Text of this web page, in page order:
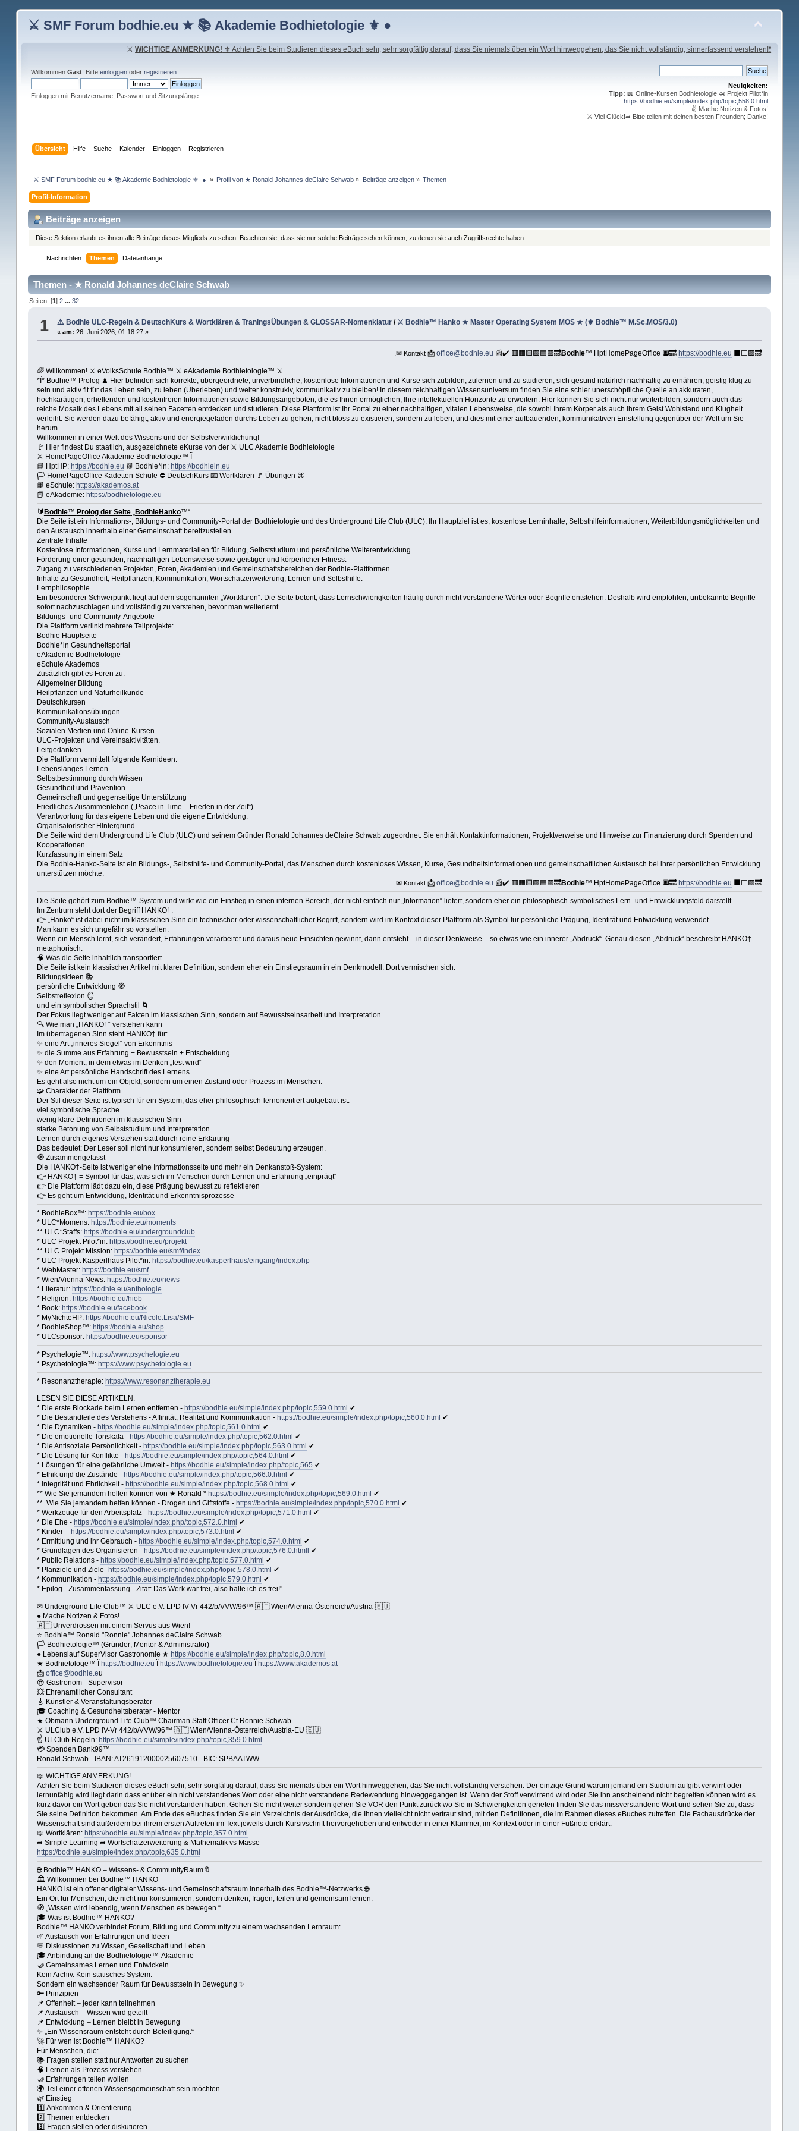
⚔ SMF Forum bodhie.eu ★ 📚 Akademie Bodhietologie ⚜ ●
⚔WICHTIGE ANMERKUNG! ⚜ Achten Sie beim Studieren dieses eBuch sehr, sehr sorgfältig darauf, dass Sie niemals über ein Wort hinweggehen, das Sie nicht vollständig, sinnerfassend verstehen!❗
Willkommen Gast. Bitte einloggenoder registrieren.
Einloggen mit Benutzername, Passwort und Sitzungslänge
Neuigkeiten:
Tipp: 📖 Online-Kursen Bodhietologie 🚁 Projekt Pilot*in
https://bodhie.eu/simple/index.php/topic,558.0.html
✌ Mache Notizen & Fotos!
⚔ Viel Glück!➦ Bitte teilen mit deinen besten Freunden; Danke!
Übersicht Hilfe Suche Kalender Einloggen Registrieren
⚔ SMF Forum bodhie.eu ★ 📚 Akademie Bodhietologie ⚜  ● » Profil von ★ Ronald Johannes deClaire Schwab » Beiträge anzeigen» Themen
Profil-Information
Beiträge anzeigen
Diese Sektion erlaubt es ihnen alle Beiträge dieses Mitglieds zu sehen. Beachten sie, dass sie nur solche Beiträge sehen können, zu denen sie auch Zugriffsrechte haben.
Nachrichten Themen Dateianhänge
Themen - ★ Ronald Johannes deClaire Schwab
Seiten: [1]2 ...32
1 ⚠️ Bodhie ULC-Regeln & DeutschKurs & Wortklären & TraningsÜbungen & GLOSSAR-Nomenklatur/ ⚔ Bodhie™ Hanko ★ Master Operating System MOS ★ (⚜ Bodhie™ M.Sc.MOS/3.0)
«am: 26. Juni 2026, 01:18:27 »
.✉ Kontakt 📩office@bodhie.eu 📰✔️ 🟥🟧🟨🟩🟦🟪🔜Bodhie™ HptHomePageOffice 🔲🔜 https://bodhie.eu ⬛️⬜️🟪🔜
🌈 Willkommen! ⚔ eVolksSchule Bodhie™ ⚔ eAkademie Bodhietologie™ ⚔
*Ï* Bodhie™ Prolog ♟ Hier befinden sich korrekte, übergeordnete, unverbindliche, kostenlose Informationen und Kurse sich zubilden, zulernen und zu studieren; sich gesund natürlich nachhaltig zu ernähren, geistig klug zu
sein und aktiv fit für das Leben sein, zu leben (Überleben) und weiter konstrukiv, kommunikativ zu bleiben! In diesem reichhaltigen Wissensuniversum finden Sie eine schier unerschöpfliche Quelle an akkuraten,
hochkarätigen, erhellenden und kostenfreien Informationen sowie Bildungsangeboten, die es Ihnen ermöglichen, Ihre intellektuellen Horizonte zu erweitern. Hier können Sie sich nicht nur weiterbilden, sondern auch das
reiche Mosaik des Lebens mit all seinen Facetten entdecken und studieren. Diese Plattform ist Ihr Portal zu einer nachhaltigen, vitalen Lebensweise, die sowohl Ihrem Körper als auch Ihrem Geist Wohlstand und Klugheit
verleiht. Sie werden dazu befähigt, aktiv und energiegeladen durchs Leben zu gehen, nicht bloss zu existieren, sondern zu leben, und dies mit einer aufbauenden, kommunikativen Einstellung gegenüber der Welt um Sie
herum.
Willkommen in einer Welt des Wissens und der Selbstverwirklichung!
🚩 Hier findest Du staatlich, ausgezeichnete eKurse von der ⚔ ULC Akademie Bodhietologie
⚔ HomePageOffice Akademie Bodhietologie™ Ï
📘 HptHP: https://bodhie.eu 📗 Bodhie*in: https://bodhiein.eu
🏳 HomePageOffice Kadetten Schule ⛔ DeutschKurs 📧 Wortklären 🚩 Übungen ⌘
📙 eSchule: https://akademos.at
📕 eAkademie: https://bodhietologie.eu
🔰 Bodhie™ Prolog der Seite„BodhieHanko™“
Die Seite ist ein Informations-, Bildungs- und Community-Portal der Bodhietologie und des Underground Life Club (ULC). Ihr Hauptziel ist es, kostenlose Lerninhalte, Selbsthilfeinformationen, Weiterbildungsmöglichkeiten und
den Austausch innerhalb einer Gemeinschaft bereitzustellen.
Zentrale Inhalte
Kostenlose Informationen, Kurse und Lernmaterialien für Bildung, Selbststudium und persönliche Weiterentwicklung.
Förderung einer gesunden, nachhaltigen Lebensweise sowie geistiger und körperlicher Fitness.
Zugang zu verschiedenen Projekten, Foren, Akademien und Gemeinschaftsbereichen der Bodhie-Plattformen.
Inhalte zu Gesundheit, Heilpflanzen, Kommunikation, Wortschatzerweiterung, Lernen und Selbsthilfe.
Lernphilosophie
Ein besonderer Schwerpunkt liegt auf dem sogenannten „Wortklären“. Die Seite betont, dass Lernschwierigkeiten häufig durch nicht verstandene Wörter oder Begriffe entstehen. Deshalb wird empfohlen, unbekannte Begriffe
sofort nachzuschlagen und vollständig zu verstehen, bevor man weiterlernt.
Bildungs- und Community-Angebote
Die Plattform verlinkt mehrere Teilprojekte:
Bodhie Hauptseite
Bodhie*in Gesundheitsportal
eAkademie Bodhietologie
eSchule Akademos
Zusätzlich gibt es Foren zu:
Allgemeiner Bildung
Heilpflanzen und Naturheilkunde
Deutschkursen
Kommunikationsübungen
Community-Austausch
Sozialen Medien und Online-Kursen
ULC-Projekten und Vereinsaktivitäten.
Leitgedanken
Die Plattform vermittelt folgende Kernideen:
Lebenslanges Lernen
Selbstbestimmung durch Wissen
Gesundheit und Prävention
Gemeinschaft und gegenseitige Unterstützung
Friedliches Zusammenleben („Peace in Time – Frieden in der Zeit“)
Verantwortung für das eigene Leben und die eigene Entwicklung.
Organisatorischer Hintergrund
Die Seite wird dem Underground Life Club (ULC) und seinem Gründer Ronald Johannes deClaire Schwab zugeordnet. Sie enthält Kontaktinformationen, Projektverweise und Hinweise zur Finanzierung durch Spenden und
Kooperationen.
Kurzfassung in einem Satz
Die Bodhie-Hanko-Seite ist ein Bildungs-, Selbsthilfe- und Community-Portal, das Menschen durch kostenloses Wissen, Kurse, Gesundheitsinformationen und gemeinschaftlichen Austausch bei ihrer persönlichen Entwicklung
unterstützen möchte.
.✉ Kontakt 📩office@bodhie.eu 📰✔️ 🟥🟧🟨🟩🟦🟪🔜Bodhie™ HptHomePageOffice 🔲🔜 https://bodhie.eu ⬛️⬜️🟪🔜
Die Seite gehört zum Bodhie™-System und wirkt wie ein Einstieg in einen internen Bereich, der nicht einfach nur „Information“ liefert, sondern eher ein philosophisch-symbolisches Lern- und Entwicklungsfeld darstellt.
Im Zentrum steht dort der Begriff HANKO†.
👉 „Hanko“ ist dabei nicht im klassischen Sinn ein technischer oder wissenschaftlicher Begriff, sondern wird im Kontext dieser Plattform als Symbol für persönliche Prägung, Identität und Entwicklung verwendet.
Man kann es sich ungefähr so vorstellen:
Wenn ein Mensch lernt, sich verändert, Erfahrungen verarbeitet und daraus neue Einsichten gewinnt, dann entsteht – in dieser Denkweise – so etwas wie ein innerer „Abdruck“. Genau diesen „Abdruck“ beschreibt HANKO†
metaphorisch.
🧠 Was die Seite inhaltlich transportiert
Die Seite ist kein klassischer Artikel mit klarer Definition, sondern eher ein Einstiegsraum in ein Denkmodell. Dort vermischen sich:
Bildungsideen 📚
persönliche Entwicklung 🧭
Selbstreflexion 🪞
und ein symbolischer Sprachstil 🌀
Der Fokus liegt weniger auf Fakten im klassischen Sinn, sondern auf Bewusstseinsarbeit und Interpretation.
🔍 Wie man „HANKO†“ verstehen kann
Im übertragenen Sinn steht HANKO† für:
✨ eine Art „inneres Siegel“ von Erkenntnis
✨ die Summe aus Erfahrung + Bewusstsein + Entscheidung
✨ den Moment, in dem etwas im Denken „fest wird“
✨ eine Art persönliche Handschrift des Lernens
Es geht also nicht um ein Objekt, sondern um einen Zustand oder Prozess im Menschen.
🧩 Charakter der Plattform
Der Stil dieser Seite ist typisch für ein System, das eher philosophisch-lernorientiert aufgebaut ist:
viel symbolische Sprache
wenig klare Definitionen im klassischen Sinn
starke Betonung von Selbststudium und Interpretation
Lernen durch eigenes Verstehen statt durch reine Erklärung
Das bedeutet: Der Leser soll nicht nur konsumieren, sondern selbst Bedeutung erzeugen.
🧭 Zusammengefasst
Die HANKO†-Seite ist weniger eine Informationsseite und mehr ein Denkanstoß-System:
👉 HANKO† = Symbol für das, was sich im Menschen durch Lernen und Erfahrung „einprägt“
👉 Die Plattform lädt dazu ein, diese Prägung bewusst zu reflektieren
👉 Es geht um Entwicklung, Identität und Erkenntnisprozesse
* BodhieBox™: https://bodhie.eu/box
* ULC*Momens: https://bodhie.eu/moments
** ULC*Staffs: https://bodhie.eu/undergroundclub
* ULC Projekt Pilot*in: https://bodhie.eu/projekt
** ULC Projekt Mission: https://bodhie.eu/smf/index
* ULC Projekt Kasperlhaus Pilot*in: https://bodhie.eu/kasperlhaus/eingang/index.php
* WebMaster: https://bodhie.eu/smf
* Wien/Vienna News: https://bodhie.eu/news
* Literatur: https://bodhie.eu/anthologie
* Religion: https://bodhie.eu/hiob
* Book: https://bodhie.eu/facebook
* MyNichteHP: https://bodhie.eu/Nicole.Lisa/SMF
* BodhieShop™: https://bodhie.eu/shop
* ULCsponsor: https://bodhie.eu/sponsor
* Psychelogie™: https://www.psychelogie.eu
* Psychetologie™: https://www.psychetologie.eu
* Resonanztherapie: https://www.resonanztherapie.eu
LESEN SIE DIESE ARTIKELN:
* Die erste Blockade beim Lernen entfernen - https://bodhie.eu/simple/index.php/topic,559.0.html ✔
* Die Bestandteile des Verstehens - Affinität, Realität und Kommunikation - https://bodhie.eu/simple/index.php/topic,560.0.html ✔
* Die Dynamiken - https://bodhie.eu/simple/index.php/topic,561.0.html ✔
* Die emotionelle Tonskala - https://bodhie.eu/simple/index.php/topic,562.0.html ✔
* Die Antisoziale Persönlichkeit - https://bodhie.eu/simple/index.php/topic,563.0.html ✔
* Die Lösung für Konflikte - https://bodhie.eu/simple/index.php/topic,564.0.html ✔
* Lösungen für eine gefährliche Umwelt - https://bodhie.eu/simple/index.php/topic,565 ✔
* Ethik unjd die Zustände - https://bodhie.eu/simple/index.php/topic,566.0.html ✔
* Integrität und Ehrlichkeit - https://bodhie.eu/simple/index.php/topic,568.0.html ✔
** Wie Sie jemandem helfen können von ★ Ronald * https://bodhie.eu/simple/index.php/topic,569.0.html ✔
** Wie Sie jemandem helfen können - Drogen und Giftstoffe - https://bodhie.eu/simple/index.php/topic,570.0.html ✔
* Werkzeuge für den Arbeitsplatz - https://bodhie.eu/simple/index.php/topic,571.0.html ✔
* Die Ehe - https://bodhie.eu/simple/index.php/topic,572.0.html ✔
* Kinder - https://bodhie.eu/simple/index.php/topic,573.0.html ✔
* Ermittlung und ihr Gebrauch - https://bodhie.eu/simple/index.php/topic,574.0.html ✔
* Grundlagen des Organisieren - https://bodhie.eu/simple/index.php/topic,576.0.htmll
✔
* Public Relations - https://bodhie.eu/simple/index.php/topic,577.0.html ✔
* Planziele und Ziele- https://bodhie.eu/simple/index.php/topic,578.0.html ✔
* Kommunikation - https://bodhie.eu/simple/index.php/topic,579.0.html ✔
* Epilog - Zusammenfassung - Zitat: Das Werk war frei, also halte ich es frei!"
✉ Underground Life Club™ ⚔ ULC e.V. LPD IV-Vr 442/b/VVW/96™ 🇦🇹 Wien/Vienna-Österreich/Austria-🇪🇺
● Mache Notizen & Fotos!
🇦🇹 Unverdrossen mit einem Servus aus Wien!
⭐️ Bodhie™ Ronald "Ronnie" Johannes deClaire Schwab
🏳 Bodhietologie™ (Gründer; Mentor & Administrator)
● Lebenslauf SuperVisor Gastronomie ★ https://bodhie.eu/simple/index.php/topic,8.0.html
★ Bodhietologe™ Ï
https://bodhie.eu https://www.bodhietologie.eu
https://www.akademos.at
📩 office@bodhie.eu
😎 Gastronom - Supervisor
💥 Ehrenamtlicher Consultant
🎸 Künstler & Veranstaltungsberater
🎓 Coaching & Gesundheitsberater - Mentor
★ Obmann Underground Life Club™ Chairman Staff Officer Ct Ronnie Schwab
⚔ ULClub e.V. LPD IV-Vr 442/b/VVW/96™ 🇦🇹 Wien/Vienna-Österreich/Austria-EU 🇪🇺
☝ ULClub Regeln: https://bodhie.eu/simple/index.php/topic,359.0.html
💳 Spenden Bank99™
Ronald Schwab - IBAN: AT261912000025607510 - BIC: SPBAATWW
📖 WICHTIGE ANMERKUNG!.
Achten Sie beim Studieren dieses eBuch sehr, sehr sorgfältig darauf, dass Sie niemals über ein Wort hinweggehen, das Sie nicht vollständig verstehen. Der einzige Grund warum jemand ein Studium aufgibt verwirrt oder
lernunfähig wird liegt darin dass er über ein nicht verstandenes Wort oder eine nicht verstandene Redewendung hinweggegangen ist. Wenn der Stoff verwirrend wird oder Sie ihn anscheinend nicht begreifen können wird es
kurz davor ein Wort geben das Sie nicht verstanden haben. Gehen Sie nicht weiter sondern gehen Sie VOR den Punkt zurück wo Sie in Schwierigkeiten gerieten finden Sie das missverstandene Wort und sehen Sie zu, dass
Sie seine Definition bekommen. Am Ende des eBuches finden Sie ein Verzeichnis der Ausdrücke, die Ihnen vielleicht nicht vertraut sind, mit den Definitionen, die im Rahmen dieses eBuches zutreffen. Die Fachausdrücke der
Wissenschaft sind außerdem bei ihrem ersten Auftreten im Text jeweils durch Kursivschrift hervorgehoben und entweder in einer Klammer, im Kontext oder in einer Fußnote erklärt.
📖 Wortklären: https://bodhie.eu/simple/index.php/topic,357.0.html
➦ Simple Learning ➦ Wortschatzerweiterung & Mathematik vs Masse
https://bodhie.eu/simple/index.php/topic,635.0.html
🌐 Bodhie™ HANKO – Wissens- & CommunityRaum🔖
🏛 Willkommen bei Bodhie™ HANKO
HANKO ist ein offener digitaler Wissens- und Gemeinschaftsraum innerhalb des Bodhie™-Netzwerks 🌐
Ein Ort für Menschen, die nicht nur konsumieren, sondern denken, fragen, teilen und gemeinsam lernen.
🧭 „Wissen wird lebendig, wenn Menschen es bewegen.“
🎓 Was ist Bodhie™ HANKO?
Bodhie™ HANKO verbindet Forum, Bildung und Community zu einem wachsenden Lernraum:
🌱 Austausch von Erfahrungen und Ideen
💬 Diskussionen zu Wissen, Gesellschaft und Leben
🎓 Anbindung an die Bodhietologie™-Akademie
🤝 Gemeinsames Lernen und Entwickeln
Kein Archiv. Kein statisches System.
Sondern ein wachsender Raum für Bewusstsein in Bewegung ✨
🔑 Prinzipien
📌 Offenheit – jeder kann teilnehmen
📌 Austausch – Wissen wird geteilt
📌 Entwicklung – Lernen bleibt in Bewegung
✨ „Ein Wissensraum entsteht durch Beteiligung.“
🚀 Für wen ist Bodhie™ HANKO?
Für Menschen, die:
📚 Fragen stellen statt nur Antworten zu suchen
🧠 Lernen als Prozess verstehen
🤝 Erfahrungen teilen wollen
🌍 Teil einer offenen Wissensgemeinschaft sein möchten
🌿 Einstieg
1️⃣ Ankommen & Orientierung
2️⃣ Themen entdecken
3️⃣ Fragen stellen oder diskutieren